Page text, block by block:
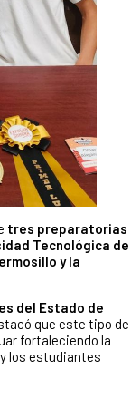
tres preparatorias
Tecnológica de
y la
del Estado de
que este tipo de
fortaleciendo la
los estudiantes